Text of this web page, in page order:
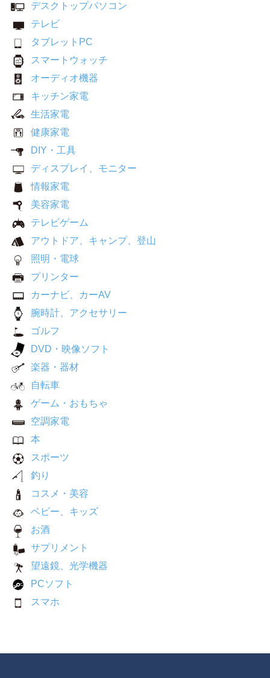
デスクトップパソコン
テレビ
タブレットPC
スマートウォッチ
オーディオ機器
キッチン家電
生活家電
健康家電
DIY・工具
ディスプレイ、モニター
情報家電
美容家電
テレビゲーム
アウトドア、キャンプ、登山
照明・電球
プリンター
カーナビ、カーAV
腕時計、アクセサリー
ゴルフ
DVD・映像ソフト
楽器・器材
自転車
ゲーム・おもちゃ
空調家電
本
スポーツ
釣り
コスメ・美容
ベビー、キッズ
お酒
サプリメント
望遠鏡、光学機器
PCソフト
スマホ